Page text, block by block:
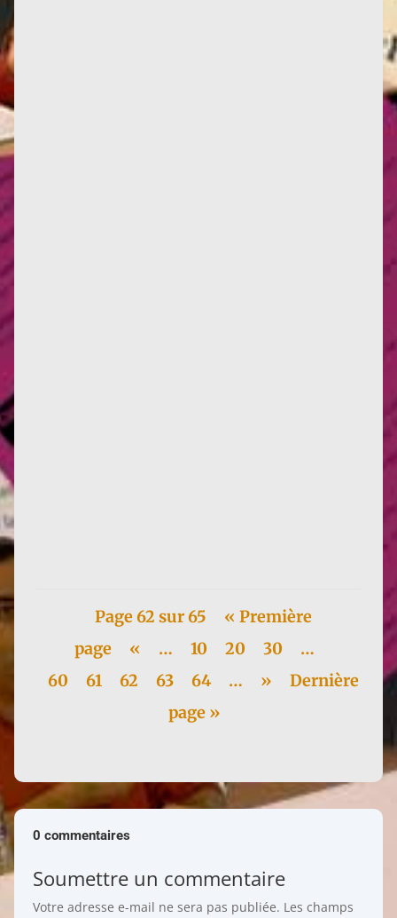
Page 62 sur 65
« Première
page
« … 10 20 30
…
60
61 62 63 64 … »
Dernière
page »
0 commentaires
Soumettre un commentaire
Votre adresse e-mail ne sera pas publiée. Les champs